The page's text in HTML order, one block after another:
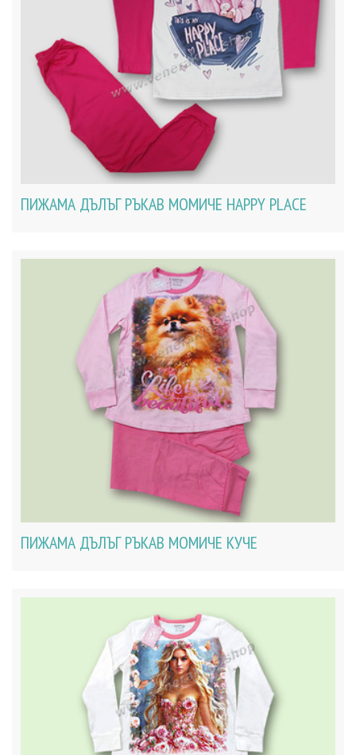
ПИЖАМА ДЪЛЪГ РЪКАВ МОМИЧЕ HAPPY PLACE
ПИЖАМА ДЪЛЪГ РЪКАВ МОМИЧЕ КУЧЕ